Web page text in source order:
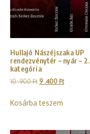
Hullajó Nászéjszaka UP
rendezvénytér – nyár – 2.
kategória
10 .900Ft 9 .400 Ft
Kosárba teszem